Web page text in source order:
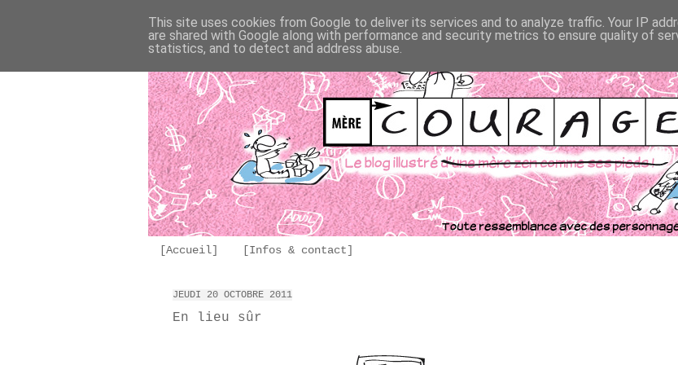
[Accueil] [Infos & contact]
JEUDI 20 OCTOBRE 2011
En lieu sûr
This site uses cookies from Google to deliver its services and to analyze traffic. Your IP
are shared with Google along with performance and security metrics to ensure quality of
statistics, and to detect and address abuse.